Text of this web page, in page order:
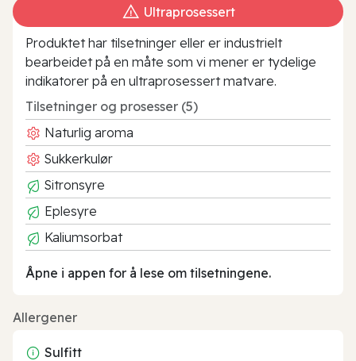
Ultraprosessert
Produktet har tilsetninger eller er industrielt
bearbeidet på en måte som vi mener er tydelige
indikatorer på en ultraprosessert matvare.
Tilsetninger og prosesser (5)
Naturlig aroma
Sukkerkulør
Sitronsyre
Eplesyre
Kaliumsorbat
Åpne i appen for å lese om tilsetningene.
Allergener
Sulfitt